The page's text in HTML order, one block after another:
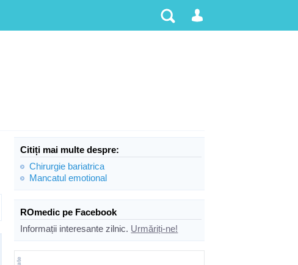
Citiți mai multe despre:
Chirurgie bariatrica
Mancatul emotional
ROmedic pe Facebook
Informații interesante zilnic. Urmăriți-ne!